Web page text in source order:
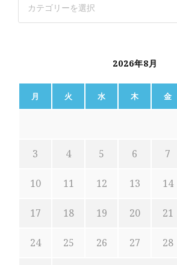
2026年8月
月 火 水 木 金
3 4 5 6 7
10 11 12 13 14
17 18 19 20 21
24 25 26 27 28